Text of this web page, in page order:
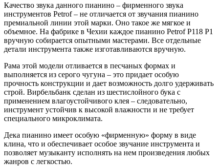
Качество звука данного пианино – фирменного звука
инструментов Petrof – не отличается от звучания пианино
премиальной линии этой марки. Оно такое же мягкое и
объемное. На фабрике в Чехии каждое пианино Petrof P118 P1
вручную собирается опытными мастерами. Все отдельные
детали инструмента также изготавливаются вручную.
Рама этой модели отливается в песчаных формах и
выполняется из серого чугуна – это придает особую
прочность конструкции и дает возможность долго удерживать
строй. Вирбельбанк сделан из шестислойного бука с
применением влагоустойчивого клея – следовательно,
инструмент устойчив к высокой влажности и не требует
специального микроклимата.
Дека пианино имеет особую «фирменную» форму в виде
клина, что и обеспечивает особое звучание инструмента и
позволяет музыканту исполнять на нем произведения любых
жанров с легкостью.